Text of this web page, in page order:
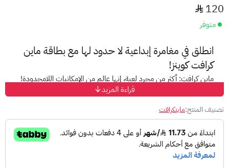
120
متوفر
انطلق في مغامرة إبداعية لا حدود لها مع بطاقة ماين
كرافت كوينز!
ماين كرافت: أكثر من مجرد لعبة، إنها عالم من الإمكانيات اللامحدودة!
اكتشف عالم ماين كرافت:
بناء وابتكار: أطلق العنان لإبداعك وقم ببناء أي شيء تخطره
مخيلتك، من المنازل البسيطة إلى القلاع الضخمة.
استكشاف: اكتشف عوالم جديدة مليئة بالمغامرات والكنوز
المخفية.
قراءة المزيد
تصنيف المنتج:ماينكرافت